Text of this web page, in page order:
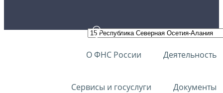
О ФНС России Деятельность
Сервисы и госуслуги Документы